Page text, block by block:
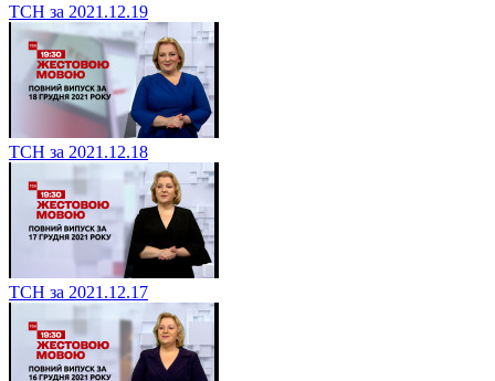
ТСН за 2021.12.19
ТСН за 2021.12.18
ТСН за 2021.12.17